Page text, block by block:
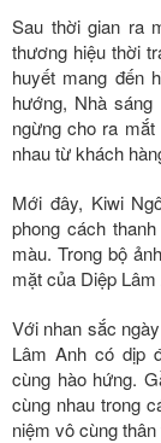
Sau thời gian ra
thương hiệu thời
huyết mang đến
hướng, Nhà
ngừng cho ra
nhau từ khách
Mới đây, Kiwi
phong cách
màu. Trong bộ
mặt của Diệp Lâm
Với nhan sắc
Lâm Anh có dịp
cùng hào hứng.
cùng nhau trong
niệm vô cùng thân